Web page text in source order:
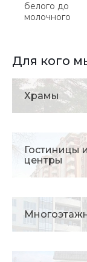
белого до
молочного
Для кого
Храмы
Гостиницы
центры